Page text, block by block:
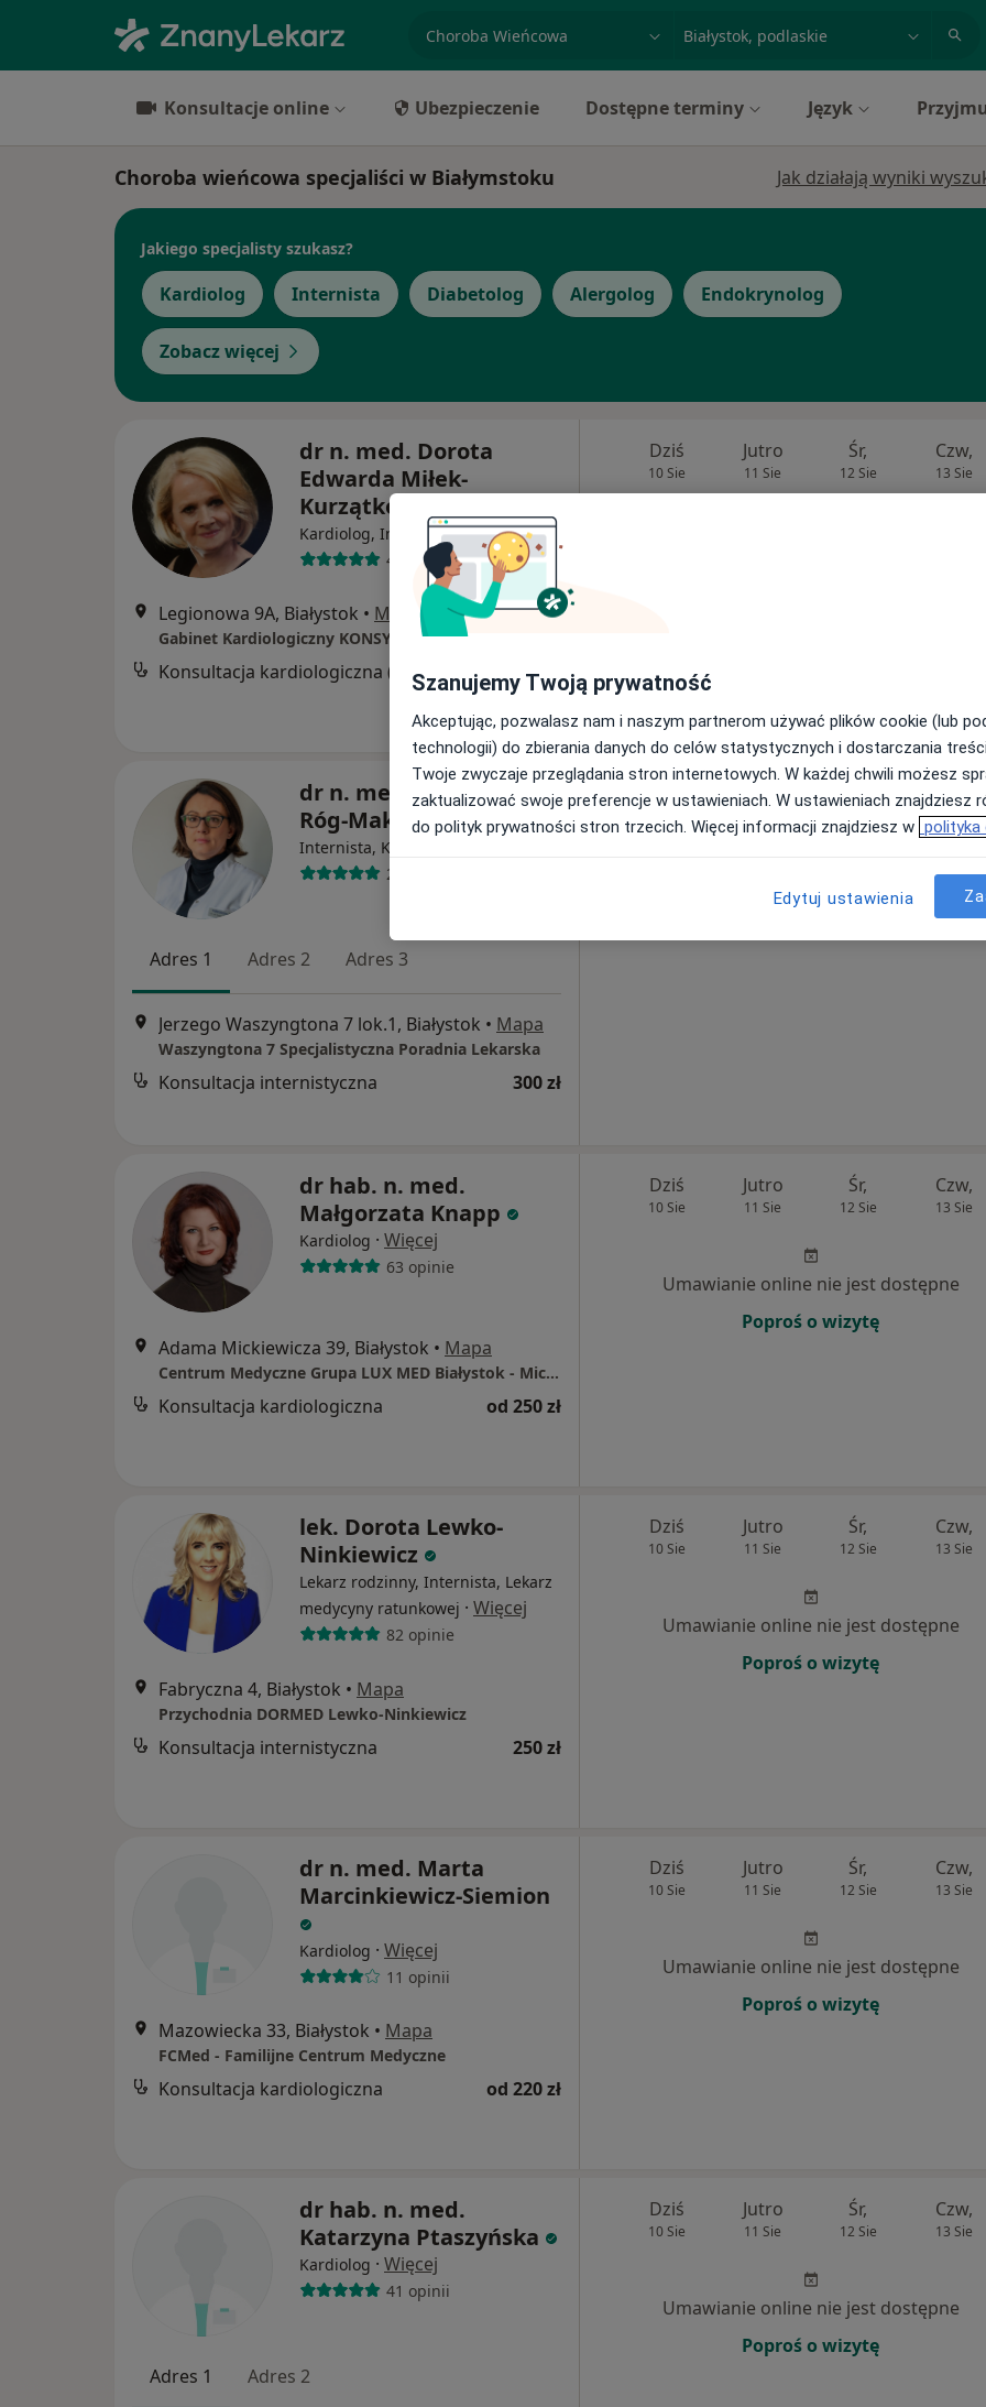
specjalizacja, badanie lub nazwisko
Konsultacje online Ubezpieczenie Dostępne terminy Język
Choroba wieńcowa specjaliści w Białymstoku Jak działają wyniki
Jakiego specjalisty szukasz?
Kardiolog Internista Diabetolog Alergolog Endokrynolog
Zobacz więcej
dr n. med. Dorota
Edwarda Miłek-
Kurzątkowska
Kardiolog, Internista·Więcej
455 opinii
Legionowa 9A, Białystok • Mapa
Gabinet Kardiologiczny KONSYLIUM
200 zł
Dziś
10 Sie
Jutro
11 Sie
Śr,
12 Sie
Czw,
13 Sie
dr n. med. Magdalena
Róg-Makal
Internista, Kardiolog
210 opinii
Adres 1 Adres 2 Adres 3
Jerzego Waszyngtona 7 lok.1, Białystok • Mapa
Waszyngtona 7 Specjalistyczna Poradnia Lekarska
Konsultacja internistyczna 300 zł
Dziś Jutro Śr, Czw,
13 Sie
Umawianie online nie jest dostępne
dr hab. n. med.
Małgorzata Knapp
Kardiolog · Więcej
63 opinie
Adama Mickiewicza 39, Białystok • Mapa
Centrum Medyczne Grupa LUX MED Białystok - Mickiewicza 39/U7
Konsultacja kardiologiczna od 250 zł
Dziś
10 Sie
Jutro
11 Sie
Śr,
12 Sie
Czw,
13 Sie
Umawianie online nie jest dostępne
Poproś o wizytę
lek. Dorota Lewko-
Ninkiewicz
Lekarz rodzinny, Internista, Lekarz
medycyny ratunkowej · Więcej
82 opinie
Fabryczna 4, Białystok • Mapa
Przychodnia DORMED Lewko-Ninkiewicz
Konsultacja internistyczna 250 zł
Dziś
10 Sie
Jutro
11 Sie
Śr,
12 Sie
Czw,
13 Sie
Umawianie online nie jest dostępne
Poproś o wizytę
dr n. med. Marta
Marcinkiewicz-Siemion
Kardiolog · Więcej
11 opinii
Mazowiecka 33, Białystok • Mapa
FCMed - Familijne Centrum Medyczne
Konsultacja kardiologiczna od 220 zł
Dziś
10 Sie
Jutro
11 Sie
Śr,
12 Sie
Czw,
13 Sie
Umawianie online nie jest dostępne
Poproś o wizytę
dr hab. n. med.
Katarzyna Ptaszyńska
Kardiolog · Więcej
41 opinii
Adres 1 Adres 2
Dziś
10 Sie
Jutro
11 Sie
Śr,
12 Sie
Czw,
13 Sie
Umawianie online nie jest dostępne
Poproś o wizytę
Szanujemy Twoją prywatność
Akceptując, pozwalasz nam i naszym partnerom używać plików cookie (lub
technologii) do zbierania danych do celów statystycznych i dostarczania
Twoje zwyczaje przeglądania stron internetowych. W każdej chwili możesz
zaktualizować swoje preferencje w ustawieniach. W ustawieniach znajdziesz
do polityk prywatności stron trzecich. Więcej informacji znajdziesz w polityka
Edytuj ustawienia